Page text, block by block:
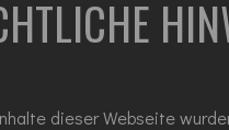
dieser Webseite